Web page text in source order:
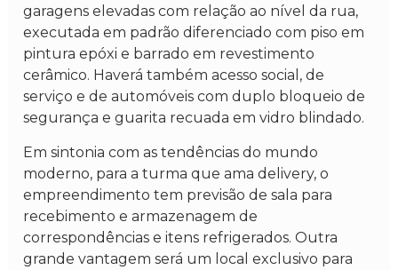
garagens elevadas com relação ao nível da rua,
executada em padrão diferenciado com piso em
pintura epóxi e barrado em revestimento
cerâmico. Haverá também acesso social, de
serviço e de automóveis com duplo bloqueio de
segurança e guarita recuada em vidro blindado.
Em sintonia com as tendências do mundo
moderno, para a turma que ama delivery, o
empreendimento tem previsão de sala para
recebimento e armazenagem de
correspondências e itens refrigerados. Outra
grande vantagem será um local exclusivo para